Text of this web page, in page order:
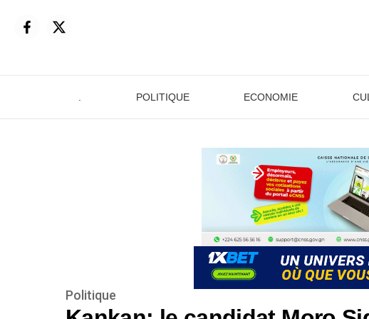
POLITIQUE ECONOMIE
Politique